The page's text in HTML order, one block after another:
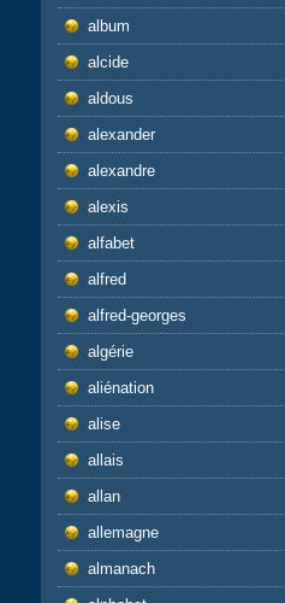
album
alcide
aldous
alexander
alexandre
alexis
alfabet
alfred
alfred-georges
algérie
aliénation
alise
allais
allan
allemagne
almanach